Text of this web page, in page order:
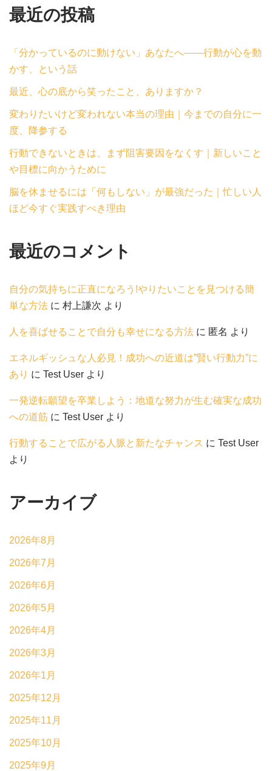
最近の投稿
「分かっているのに動けない」あなたへ——行動が心を動
かす、という話
最近、心の底から笑ったこと、ありますか？
変わりたいけど変われない本当の理由｜今までの自分に一
度、降参する
行動できないときは、まず阻害要因をなくす｜新しいこと
や目標に向かうために
脳を休ませるには「何もしない」が最強だった｜忙しい人
ほど今すぐ実践すべき理由
最近のコメント
自分の気持ちに正直になろう!やりたいことを見つける簡
単な方法 に 村上謙次 より
人を喜ばせることで自分も幸せになる方法 に 匿名 より
エネルギッシュな人必見！成功への近道は”賢い行動力”に
あり に Test User より
一発逆転願望を卒業しよう：地道な努力が生む確実な成功
への道筋 に Test User より
行動することで広がる人脈と新たなチャンス に Test User
より
アーカイブ
2026年8月
2026年7月
2026年6月
2026年5月
2026年4月
2026年3月
2026年1月
2025年12月
2025年11月
2025年10月
2025年9月